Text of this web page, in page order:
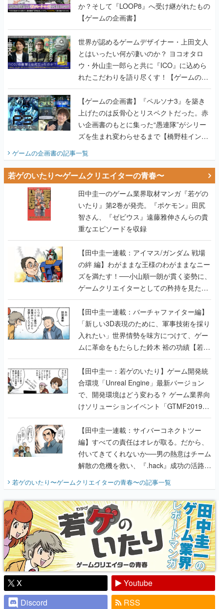
か？そして『LOOP8』へ受け継がれたもの
【ゲームの企画書】
世界が認めるゲームデザイナー・上田文人
とはいったい何が凄いのか？ ヨコオタロ
ウ・外山圭一郎らと共に『ICO』に込めら
れたこだわりを語り尽くす！【ゲームの企
画書】
【ゲームの企画書】『ペルソナ3』を築き
上げたのは反骨心とリスペクトだった。赤
い企画書のもとに集った“愚連隊”がシリー
ズを生まれ変わらせるまで【橋野桂インタ
ビュー】
ゲームの企画書の記事一覧
若ゲのいたり〜ゲームクリエイターの青春〜
田中圭一のゲーム業界取材マンガ『若ゲの
いたり』第2巻が発売。『ポケモン』田尻
智さん、『ゼビウス』遠藤雅伸さんらの貴
重なエピソードを収録
【田中圭一連載：アイマス/ガンダム 戦場
の絆 編】わがままな王様のわがままなニー
ズを満たす！──小山順一朗が貫く姿勢に、
ゲームクリエイターとしての矜持を見た
【若ゲのいたり最終回】
【田中圭一連載：バーチャファイター編】
「新しい3D表現のために、軍事技術を採り
入れたい」世界情勢を味方につけて、ゲー
ムに革命をもたらした鈴木 裕の功績【若ゲ
のいたり】
【田中圭一：若ゲのいたり】ゲーム開発統
合環境「Unreal Engine」最新バージョン
で、開発環境はどう変わる？ ゲーム業界向
けソリューションイベント「GTMF2019」
に行って、より理解を深めよう【PR】
【田中圭一連載：サイバーコネクトツー
編】すべての責任はオレが取る。だから、
付いてきてくれないか──男の熱意はチーム
解散の危機を救い、『.hack』成功の活路を
開く。業界の快男児・松山 洋に流れる血は
『少年ジャンプ』色だった【若ゲのいた
り】
若ゲのいたり〜ゲームクリエイターの青春〜の記事一覧
X
Youtube
Discord
RSS